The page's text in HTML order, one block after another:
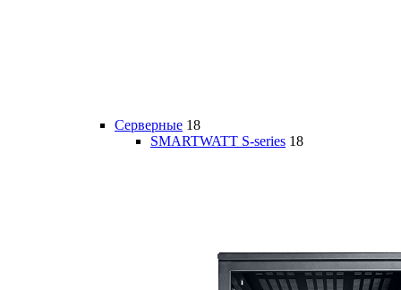
Серверные 18
SMARTWATT S-series 18